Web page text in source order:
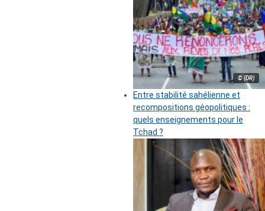
© (DR)
Entre stabilité sahélienne et
recompositions géopolitiques :
quels enseignements pour le
Tchad ?